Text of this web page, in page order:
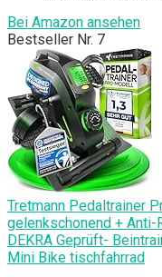
Bei Amazon ansehen
Bestseller Nr. 7
Tretmann Pedaltrainer
gelenkschonend +
DEKRA Geprüft-
Mini Bike tischfahrrad